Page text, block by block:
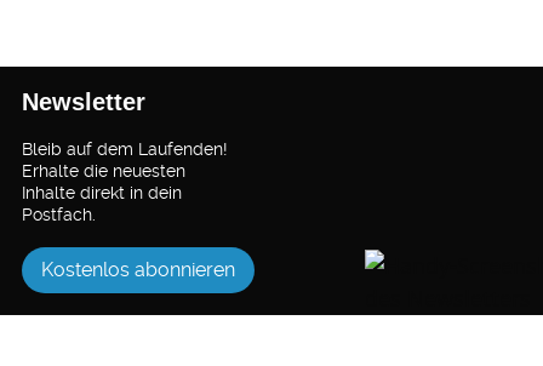
Newsletter
Bleib auf dem Laufenden!
Erhalte die neuesten
Inhalte direkt in dein
Postfach.
Kostenlos abonnieren